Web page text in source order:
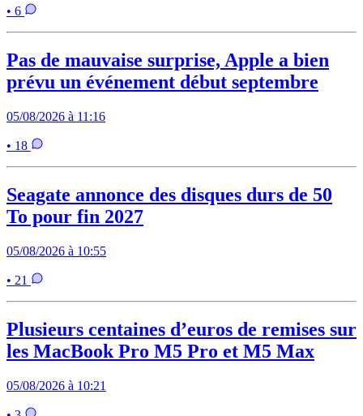
• 6
Pas de mauvaise surprise, Apple a bien
prévu un événement début septembre
05/08/2026 à 11:16
• 18
Seagate annonce des disques durs de 50
To pour fin 2027
05/08/2026 à 10:55
• 21
Plusieurs centaines d’euros de remises sur
les MacBook Pro M5 Pro et M5 Max
05/08/2026 à 10:21